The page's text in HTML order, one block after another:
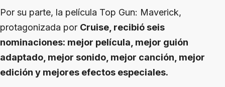
Por su parte, la película Top Gun: Maverick,
protagonizada por Cruise, recibió seis
nominaciones: mejor película, mejor guión
adaptado, mejor sonido, mejor canción, mejor
edición y mejores efectos especiales.